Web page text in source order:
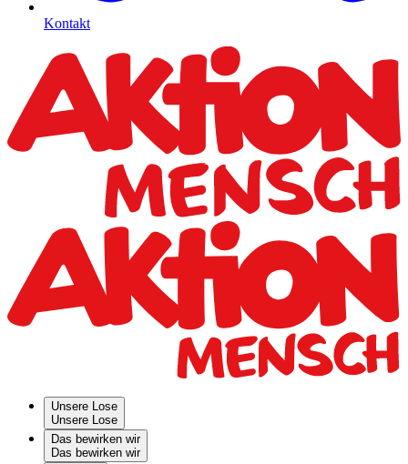
Kontakt
Unsere Lose
Unsere Lose
Das bewirken wir
Das bewirken wir